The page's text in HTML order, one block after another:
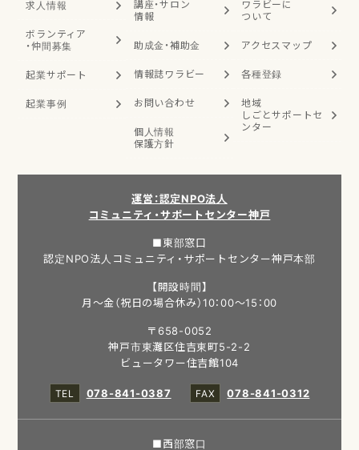
求人情報
ボランティア
・仲間募集
起業サポート
起業事例
講座・サロン
情報
助成金・補助金
情報誌ワラビー
お問い合わせ
個人情報
保護方針
ワラビーに
ついて
アクセスマップ
各種登録
地域
しごとサポートセ
ンター
運営：認定NPO法人
コミュニティ・サポートセンター神戸
■東部窓口
認定NPO法人コミュニティ・サポートセンター神戸本部
【開設時間】
月～金（祝日の場合休み）10：00～15：00
〒658-0052
神戸市東灘区住吉東町5-2-2
ビュータワー住吉館104
078-841-0387
078-841-0312
■西部窓口